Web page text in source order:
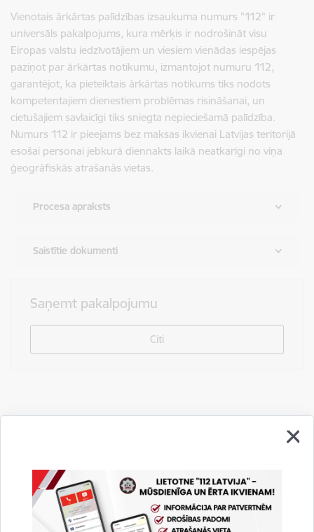
Vienotais ārkārtas palīdzības izsaukuma numurs "112" ir
universāls pakalpojums, kura mērķis ir nodrošināt visu
Eiropas valstu iedzīvotājiem un viesiem vienādas iespējas
paziņot par ārkārtas notikumu, izmantojot numuru 112,
garantējot, ka pieteiktais ārkārtas notikums tiks nodots
kompetentajiem dienestiem problēmas risināšanai, un
cietušajiem savlaicīgi tiks sniegta nepieciešamā palīdzība.
Numurs 112 ir pieejams bez maksas ikvienai Latvijas teritorijā
esošai personai jebkurā diennakts laikā neatkarīgi no viņa
ģeogrāfiskās atrašanās vietas.
Procesa apraksts
Saistītie dokumenti
Saņemt pakalpojumu
Citi